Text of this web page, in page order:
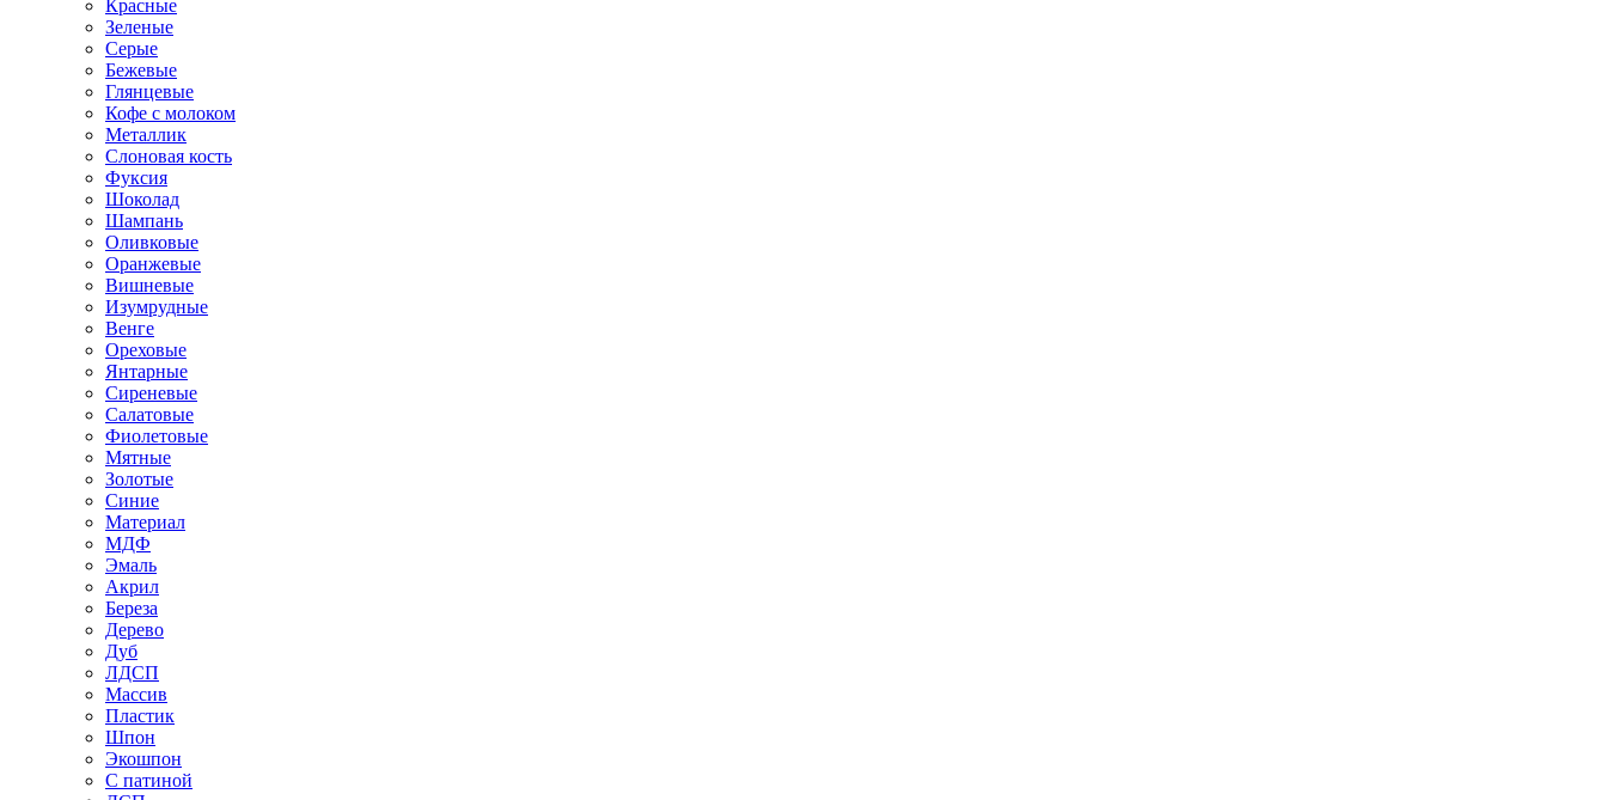
Красные
Зеленые
Серые
Бежевые
Глянцевые
Кофе с молоком
Металлик
Слоновая кость
Фуксия
Шоколад
Шампань
Оливковые
Оранжевые
Вишневые
Изумрудные
Венге
Ореховые
Янтарные
Сиреневые
Салатовые
Фиолетовые
Мятные
Золотые
Синие
Материал
МДФ
Эмаль
Акрил
Береза
Дерево
Дуб
ЛДСП
Массив
Пластик
Шпон
Экошпон
С патиной